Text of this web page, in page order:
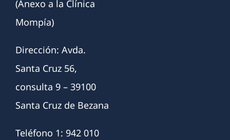
(Anexo a la Clínica
Mompía)
Dirección: Avda.
Santa Cruz 56,
consulta 9 – 39100
Santa Cruz de Bezana
Teléfono 1: 942 010